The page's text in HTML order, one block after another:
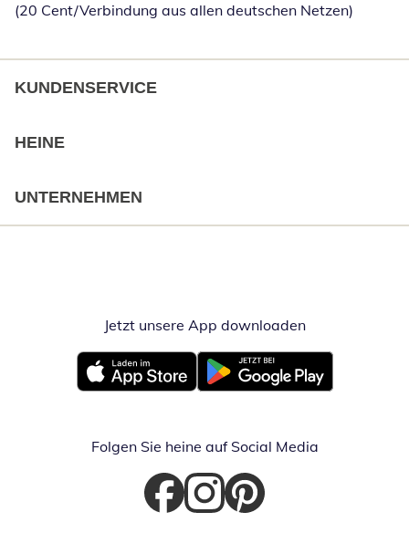
(20 Cent/Verbindung aus allen deutschen Netzen)
KUNDENSERVICE
HEINE
UNTERNEHMEN
Jetzt unsere App downloadenÖffnet in
Öffnet in neuem FensterÖffnet in neuem Fenster
Folgen Sie heine auf Social Media
Öffnet in neuem Fenster
Öffnet in neuem Fenster
Öffnet in neuem Fenster